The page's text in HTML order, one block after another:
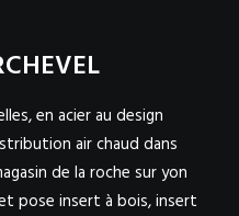
en acier au design
air chaud dans
de la roche sur yon
pose insert à bois, insert